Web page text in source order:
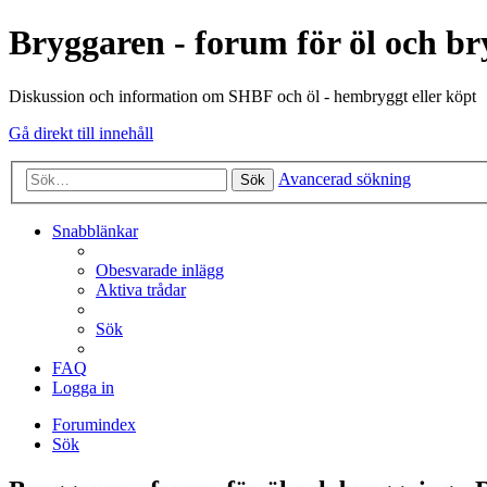
Bryggaren - forum för öl och
Diskussion och information om SHBF och öl - hembryggt eller köpt
Gå direkt till innehåll
Sök Avancerad sökning
Snabblänkar
Obesvarade inlägg
Aktiva trådar
Sök
FAQ
Logga in
Forumindex
Sök